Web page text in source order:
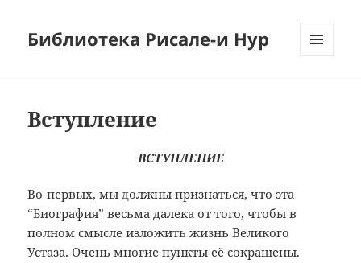
Библиотека Рисале-и Нур
Вступление
ВСТУПЛЕНИЕ
Во-первых, мы должны признаться, что эта
“Биография” весьма далека от того, чтобы в
полном смысле изложить жизнь Великого
Устаза. Очень многие пункты её сокращены.